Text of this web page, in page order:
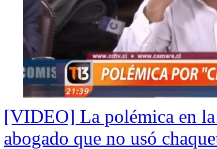
[VIDEO] La polémica en
abogado que no usó